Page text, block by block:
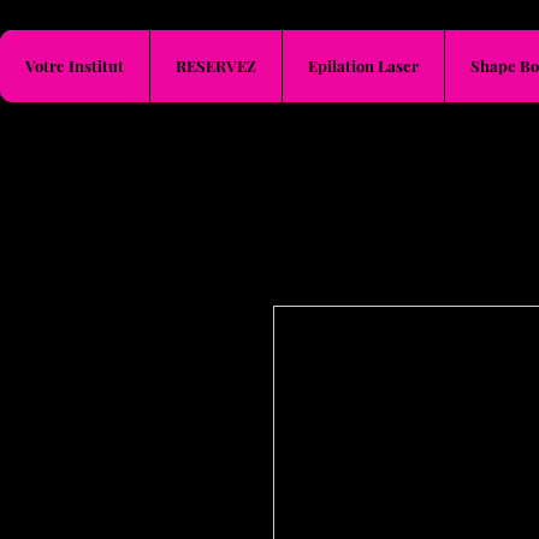
Votre Institut RESERVEZ Epilation Laser Shape